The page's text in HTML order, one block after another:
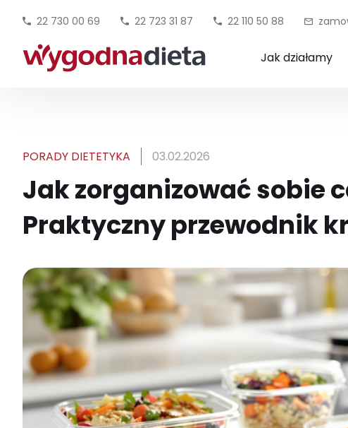
22 730 00 69 22 723 31 87 22 110 50 88
Jak działamy
PORADY DIETETYKA 03.02.2026
Jak zorganizować sobie
Praktyczny przewodnik